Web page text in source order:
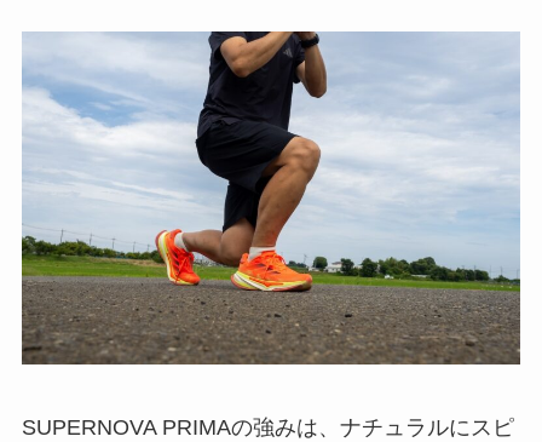
SUPERNOVA PRIMAの強みは、ナチュラルにスピ